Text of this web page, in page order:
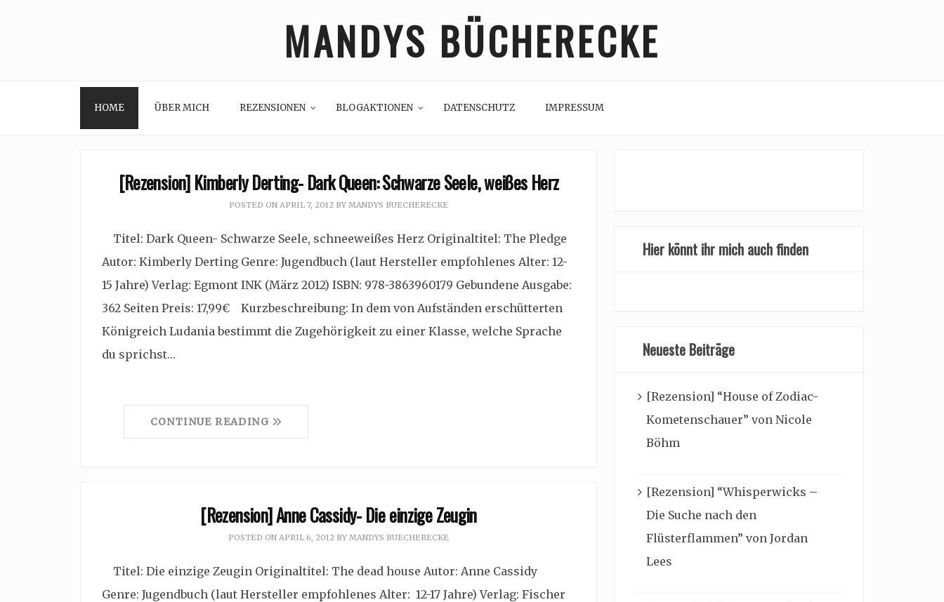
MANDYS BÜCHERECKE
HOME ÜBER MICH REZENSIONEN BLOGAKTIONEN DATENSCHUTZ IMPRESSUM
[Rezension] Kimberly Derting- Dark Queen: Schwarze Seele, weißes Herz
POSTED ON APRIL 7, 2012 BY MANDYS BUECHERECKE
Titel: Dark Queen- Schwarze Seele, schneeweißes Herz Originaltitel: The Pledge
Autor: Kimberly Derting Genre: Jugendbuch (laut Hersteller empfohlenes Alter: 12-
15 Jahre) Verlag: Egmont INK (März 2012) ISBN: 978-3863960179 Gebundene Ausgabe:
362 Seiten Preis: 17,99€ Kurzbeschreibung: In dem von Aufständen erschütterten
Königreich Ludania bestimmt die Zugehörigkeit zu einer Klasse, welche Sprache
du sprichst…
CONTINUE READING
[Rezension] Anne Cassidy- Die einzige Zeugin
POSTED ON APRIL 6, 2012 BY MANDYS BUECHERECKE
Titel: Die einzige Zeugin Originaltitel: The dead house Autor: Anne Cassidy
Genre: Jugendbuch (laut Hersteller empfohlenes Alter: 12-17 Jahre) Verlag: Fischer
Hier könnt ihr mich auch finden
Neueste Beiträge
[Rezension] “House of Zodiac-
Kometenschauer” von Nicole
Böhm
[Rezension] “Whisperwicks –
Die Suche nach den
Flüsterflammen” von Jordan
Lees